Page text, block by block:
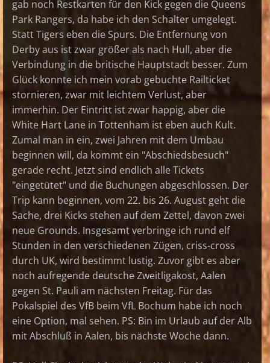
gab noch Restkarten für den Kick gegen die Queens
Park Rangers, da habe ich den Schalter umgelegt.
Statt Tigers eben die Spurs. Die Entfernung von
Derby aus ist zwar größer als nach Hull, aber die
Verbindung in die britische Hauptstadt besser. Zum
Glück konnte ich mein vorab gebuchte Railticket
stornieren, zwar mit leichtem Verlust, aber
immerhin. Der Eintritt ist zwar happig, aber die
White Hart Lane in Tottenham ist eben auch Kult.
Zumal man in ein, zwei Jahren mit dem Umbau
beginnen will, da kommt ein "Abschiedsbesuch"
gerade recht. Jetzt sind endlich alle Tickets
"eingetütet" und die Buchungen abgeschlossen. Der
Trip kann beginnen, vom 22. bis 26. August geht die
Sache, drei Kicks stehen auf dem Zettel, davon zwei
neue Grounds. Insgesamt verbringe ich rund elf
Stunden in den verschiedenen Zügen, criss-cross
durch UK, wird bestimmt lustig. Zuvor gibt es aber
noch aufregende deutsche Zweitligakost, Aalen
gegen St. Pauli am nächsten Freitag. Für das
Pokalspiel des VfB beim VfL Bochum habe ich noch
eine Option, mal sehen. PS: Bin im Urlaub auf der Alb
mit Abschluß in Aalen, bis nächste Woche dann.